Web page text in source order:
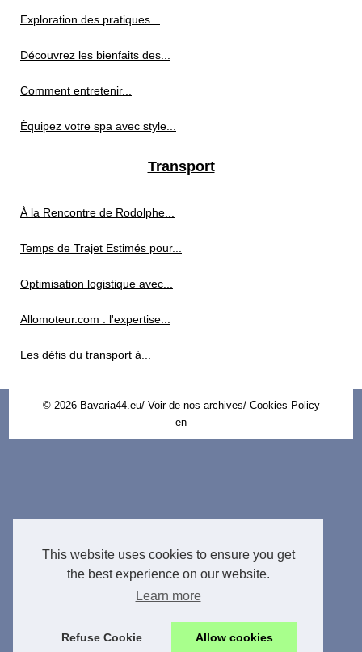
This website uses cookies to ensure you get
the best experience on our website.
Learn more
Refuse Cookie Allow cookies
Exploration des pratiques...
Découvrez les bienfaits des...
Comment entretenir...
Équipez votre spa avec style...
Transport
À la Rencontre de Rodolphe...
Temps de Trajet Estimés pour...
Optimisation logistique avec...
Allomoteur.com : l'expertise...
Les défis du transport à...
© 2026 Bavaria44.eu/ Voir de nos archives/ Cookies Policy
en